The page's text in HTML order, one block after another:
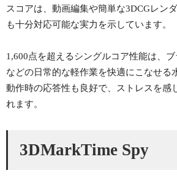
スコアは、動画編集や簡単な3DCGレン
も十分対応可能な実力を示しています。
1,600点を超えるシングルコア性能は、
などの日常的な軽作業を快適にこなせる
動作時の応答性も良好で、ストレスを感
れます。
3DMarkTime Spy